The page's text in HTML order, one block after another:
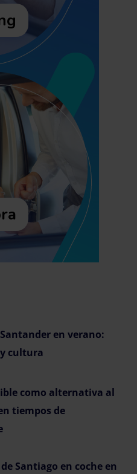
en verano:
cultura
como alternativa al
tiempos de
Santiago en coche en